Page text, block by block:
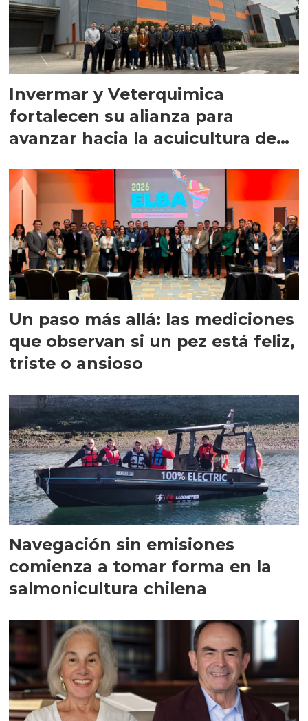
Invermar y Veterquimica
fortalecen su alianza para
avanzar hacia la acuicultura de
Un paso más allá: las mediciones
que observan si un pez está feliz,
triste o ansioso
Navegación sin emisiones
comienza a tomar forma en la
salmonicultura chilena